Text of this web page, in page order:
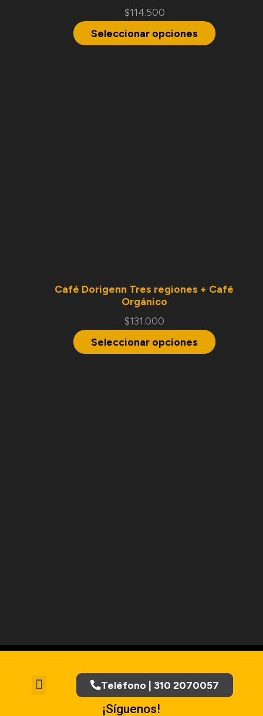
$114.500
Seleccionar opciones
Café Dorigenn Tres regiones + Café
Orgánico
$131.000
Seleccionar opciones
Teléfono | 310 2070057
¡Síguenos!